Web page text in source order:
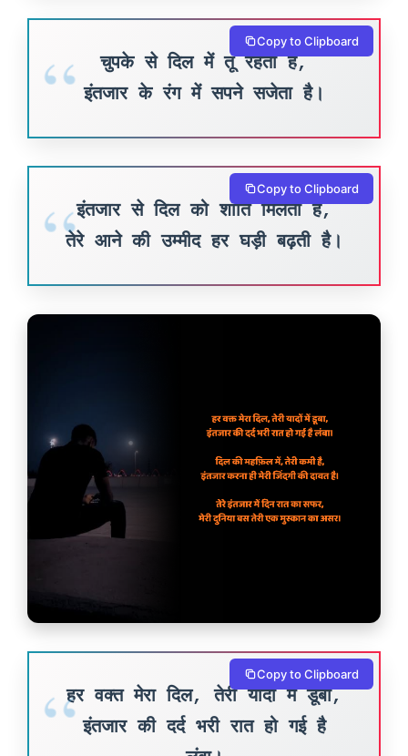
चुपके से दिल में तू रहता है,
इंतजार के रंग में सपने सजेता है।
Copy to Clipboard
इंतजार से दिल को शांति मिलती है,
तेरे आने की उम्मीद हर घड़ी बढ़ती है।
Copy to Clipboard
हर वक्त मेरा दिल, तेरी यादों में डूबा,
इंतजार की दर्द भरी रात हो गई है
Copy to Clipboard